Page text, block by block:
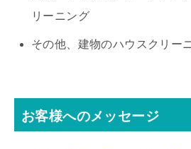
リーニング
その他、建物のハウスクリー
お客様へのメッセージ